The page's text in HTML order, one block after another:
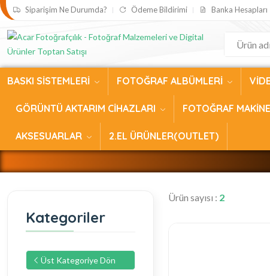
Siparişim Ne Durumda? Ödeme Bildirimi Banka Hesapları
BASKI SİSTEMLERİ FOTOĞRAF ALBÜMLERİ
GÖRÜNTÜ AKTARIM CİHAZLARI FOTOĞRAF
AKSESUARLAR 2.EL ÜRÜNLER(OUTLET)
Kategoriler
Üst Kategoriye Dön
Ürün sayısı : 2